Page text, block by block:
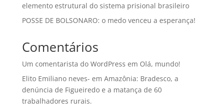
elemento estrutural do sistema prisional brasileiro
POSSE DE BOLSONARO: o medo venceu a esperança!
Comentários
Um comentarista do WordPress em Olá, mundo!
Elito Emiliano neves- em Amazônia: Bradesco, a
denúncia de Figueiredo e a matança de 60
trabalhadores rurais.